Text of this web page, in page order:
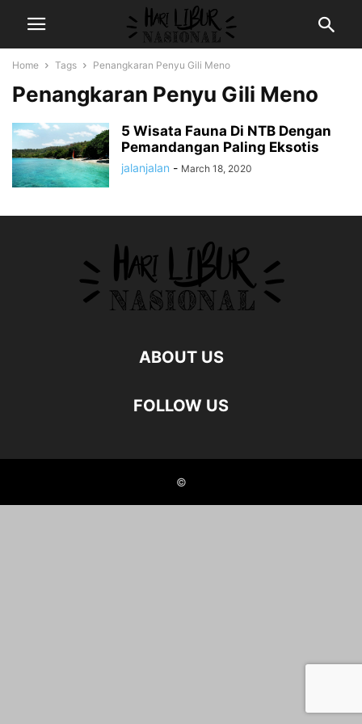
Home Tags Penangkaran Penyu Gili Meno
Penangkaran Penyu Gili Meno
5 Wisata Fauna Di NTB Dengan
Pemandangan Paling Eksotis
jalanjalan - March 18, 2020
ABOUT US
FOLLOW US
©